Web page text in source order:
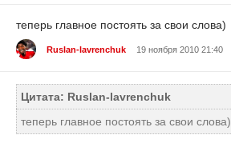
теперь главное постоять за свои слова)
Ruslan-lavrenchuk 19 ноября 2010 21:40
Цитата: Ruslan-lavrenchuk
теперь главное постоять за свои слова)